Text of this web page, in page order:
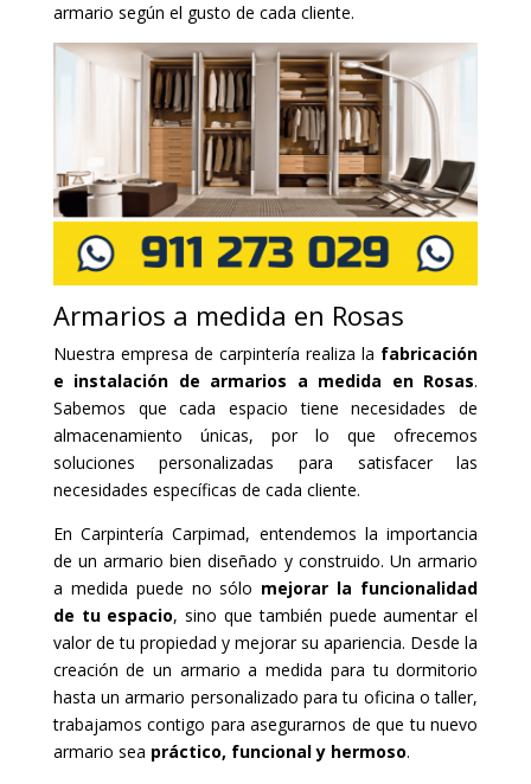
armario según el gusto de cada cliente.
Armarios a medida en Rosas
Nuestra empresa de carpintería realiza la fabricación
e instalación de armarios a medida en Rosas.
Sabemos que cada espacio tiene necesidades de
almacenamiento únicas, por lo que ofrecemos
soluciones personalizadas para satisfacer las
necesidades específicas de cada cliente.
En Carpintería Carpimad, entendemos la importancia
de un armario bien diseñado y construido. Un armario
a medida puede no sólo mejorar la funcionalidad
de tu espacio, sino que también puede aumentar el
valor de tu propiedad y mejorar su apariencia. Desde la
creación de un armario a medida para tu dormitorio
hasta un armario personalizado para tu oficina o taller,
trabajamos contigo para asegurarnos de que tu nuevo
armario sea práctico, funcional y hermoso.